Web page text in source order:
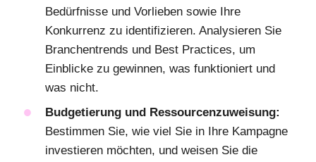
Bedürfnisse und Vorlieben sowie Ihre
Konkurrenz zu identifizieren. Analysieren Sie
Branchentrends und Best Practices, um
Einblicke zu gewinnen, was funktioniert und
was nicht.
Budgetierung und Ressourcenzuweisung:
Bestimmen Sie, wie viel Sie in Ihre Kampagne
investieren möchten, und weisen Sie die